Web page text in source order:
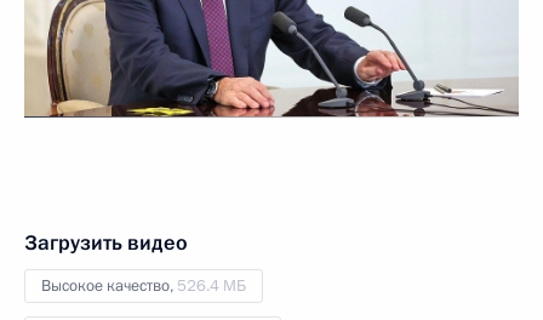
Загрузить видео
Высокое качество, 526.4 МБ